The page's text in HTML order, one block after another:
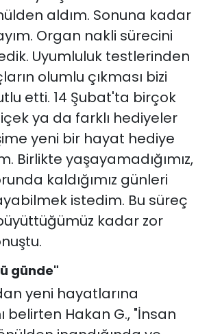
aldım. Sonuna kadar
Organ nakli sürecini
Uyumluluk testlerinden
olumlu çıkması bizi
etti. 14 Şubat'ta birçok
ya da farklı hediyeler
yeni bir hayat hediye
Birlikte yaşayamadığımız,
kaldığımız günleri
istedim. Bu süreç
kadar zor
günde"
yeni hayatlarına
belirten Hakan G., "İnsan